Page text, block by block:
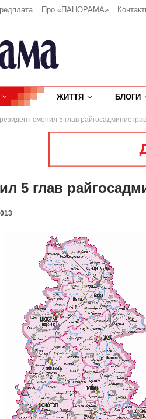
Про «ПАНОРАМА»
ЖИТТЯ БЛОГИ
сменил 5 глав
5 глав